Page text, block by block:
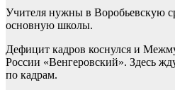
Учителя нужны в Воробьевскую
основную школы.
Дефицит кадров коснулся и
России «Венгеровский». Здесь
по кадрам.